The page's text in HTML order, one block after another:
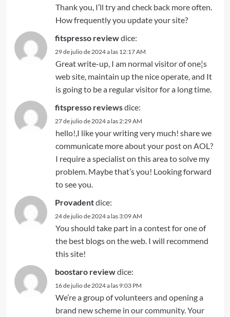
Thank you, I’ll try and check back more often.
How frequently you update your site?
fitspresso reviewdice:
29 de julio de 2024 a las 12:17 AM
Great write-up, I am normal visitor of one¦s
web site, maintain up the nice operate, and It
is going to be a regular visitor for a long time.
fitspresso reviewsdice:
27 de julio de 2024 a las 2:29 AM
hello!,I like your writing very much! share we
communicate more about your post on AOL?
I require a specialist on this area to solve my
problem. Maybe that’s you! Looking forward
to see you.
Provadentdice:
24 de julio de 2024 a las 3:09 AM
You should take part in a contest for one of
the best blogs on the web. I will recommend
this site!
boostaro reviewdice:
16 de julio de 2024 a las 9:03 PM
We’re a group of volunteers and opening a
brand new scheme in our community. Your